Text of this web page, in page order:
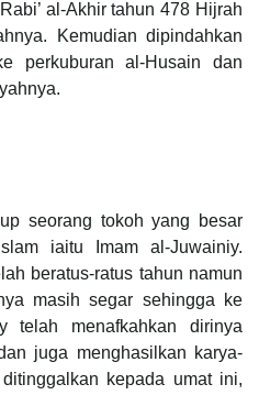
al-Akhir tahun 478 Hijrah
Kemudian dipindahkan
perkuburan al-Husain dan
seorang tokoh yang besar
iaitu Imam al-Juwainiy.
beratus-ratus tahun namun
masih segar sehingga ke
telah menafkahkan dirinya
juga menghasilkan karya-
kepada umat ini,